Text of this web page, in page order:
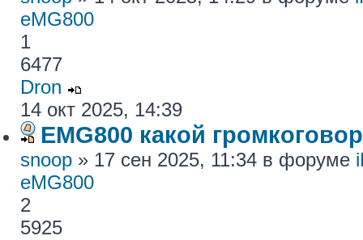
eMG800
1
6477
Dron
14 окт 2025, 14:39
EMG800 какой
snoop » 17 сен 2025, 11:34 в форуме
eMG800
2
5925